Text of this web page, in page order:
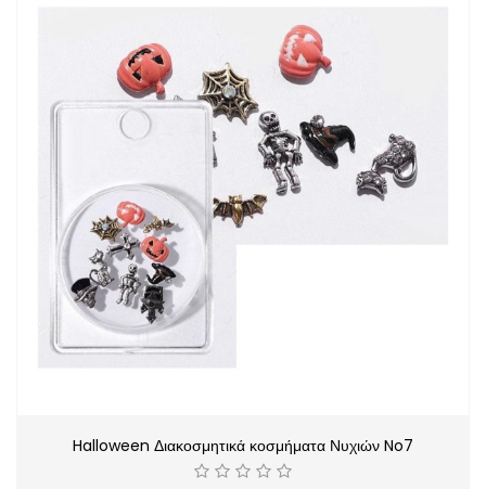
Halloween Διακοσμητικά κοσμήματα Νυχιών No7